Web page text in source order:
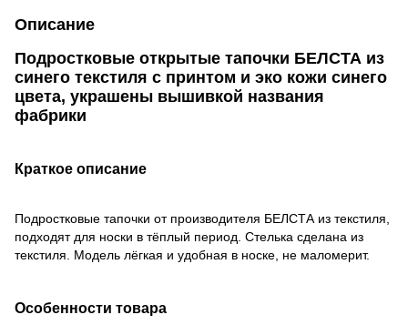
Описание
Подростковые открытые тапочки БЕЛСТА из
синего текстиля с принтом и эко кожи синего
цвета, украшены вышивкой названия
фабрики
Краткое описание
Подростковые тапочки от производителя БЕЛСТА из текстиля,
подходят для носки в тёплый период. Стелька сделана из
текстиля. Модель лёгкая и удобная в носке, не маломерит.
Особенности товара